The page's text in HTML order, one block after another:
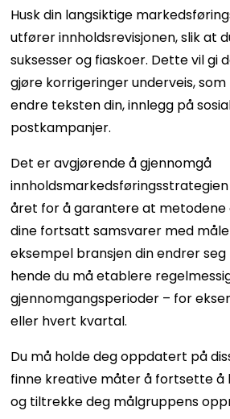
Husk din langsiktige
utfører innholdsrevisjonen, slik at
suksesser og fiaskoer. Dette vil gi
gjøre korrigeringer underveis,
endre teksten din, innlegg på
postkampanjer.
Det er avgjørende å gjennomgå
året for å garantere at
dine fortsatt samsvarer med
eksempel bransjen din endrer
hende du må etablere
gjennomgangsperioder – for
eller hvert kvartal.
Du må holde deg oppdatert på
finne kreative måter å fortsette å
og tiltrekke deg målgruppens